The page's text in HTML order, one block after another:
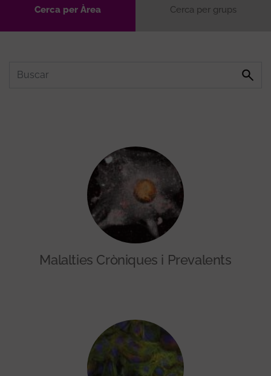
Cerca per Àrea Cerca per grups
Malalties Cròniques i Prevalents